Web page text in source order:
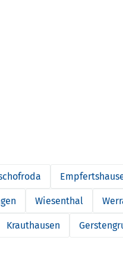
Wiesenthal
Krauthausen